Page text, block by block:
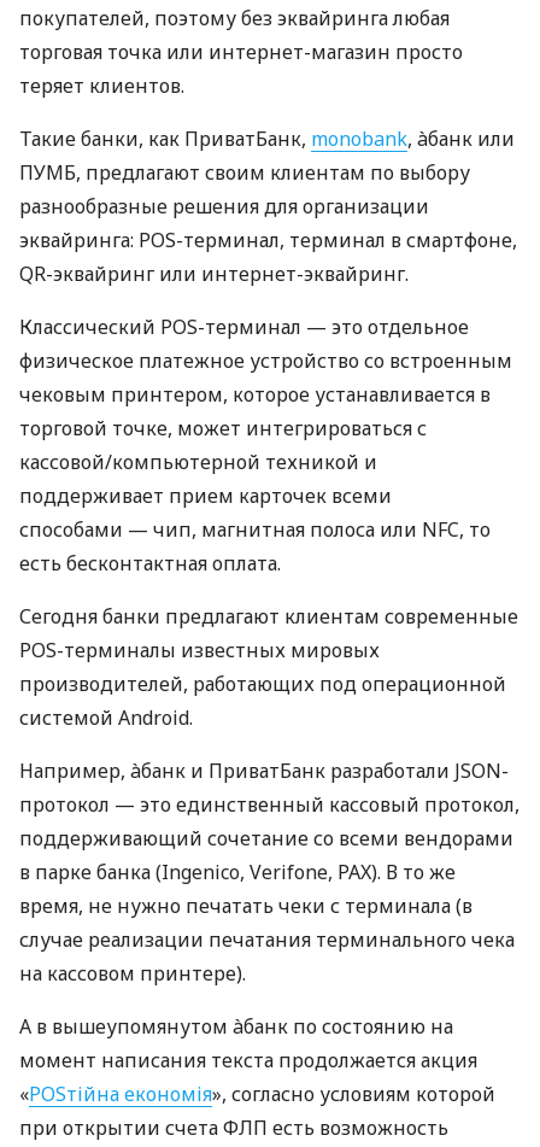
покупателей, поэтому без эквайринга любая
торговая точка или интернет-магазин просто
теряет клиентов.
Такие банки, как ПриватБанк, monobank, àбанк или
ПУМБ, предлагают своим клиентам по выбору
разнообразные решения для организации
эквайринга: POS-терминал, терминал в смартфоне,
QR-эквайринг или интернет-эквайринг.
Классический POS-терминал — это отдельное
физическое платежное устройство со встроенным
чековым принтером, которое устанавливается в
торговой точке, может интегрироваться с
кассовой/компьютерной техникой и
поддерживает прием карточек всеми
способами — чип, магнитная полоса или NFC, то
есть бесконтактная оплата.
Сегодня банки предлагают клиентам современные
POS-терминалы известных мировых
производителей, работающих под операционной
системой Android.
Например, àбанк и ПриватБанк разработали JSON-
протокол — это единственный кассовый протокол,
поддерживающий сочетание со всеми вендорами
в парке банка (Ingenico, Verifone, PAX). В то же
время, не нужно печатать чеки с терминала (в
случае реализации печатания терминального чека
на кассовом принтере).
А в вышеупомянутом àбанк по состоянию на
момент написания текста продолжается акция
«POSтійна економія», согласно условиям которой
при открытии счета ФЛП есть возможность